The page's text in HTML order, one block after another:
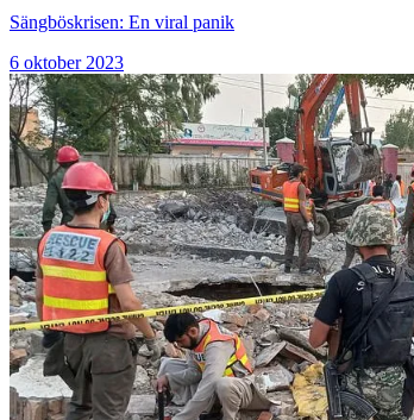
Sängböskrisen: En viral panik
6 oktober 2023